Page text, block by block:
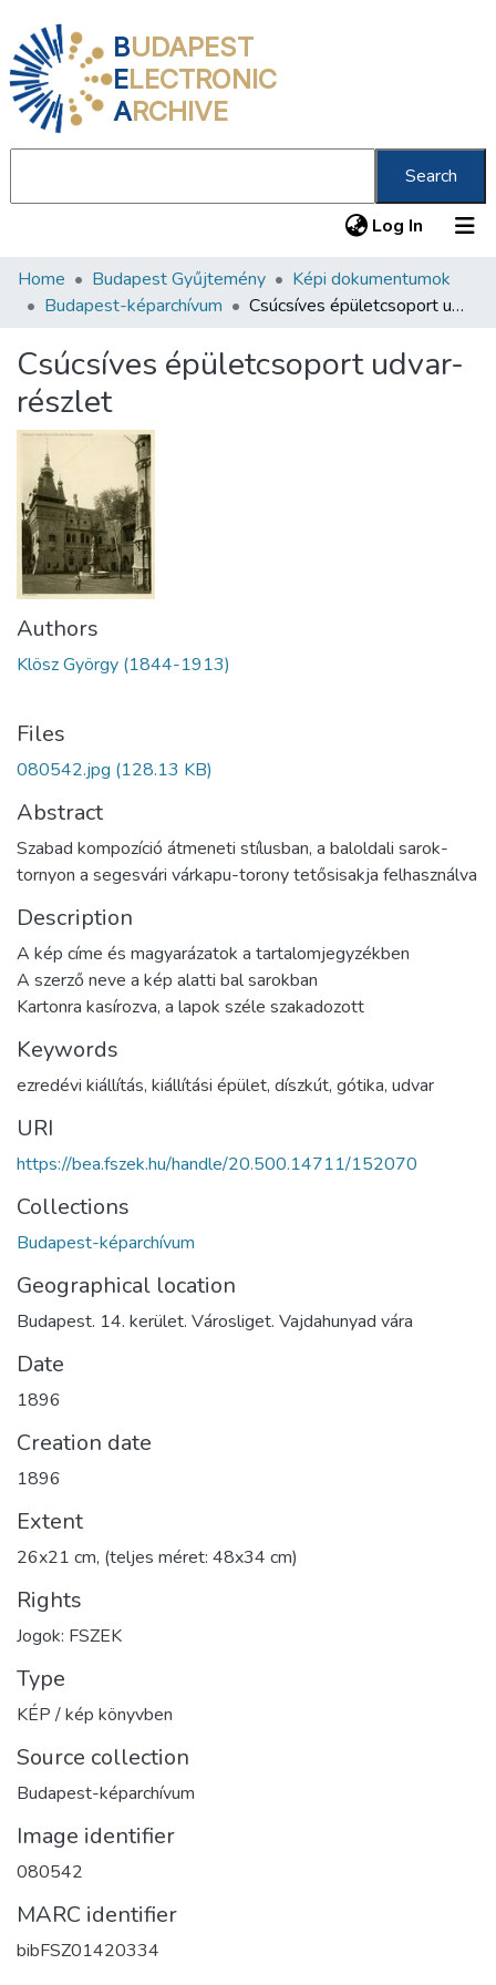
BUDAPEST
ELECTRONIC
ARCHIVE
Search
Log In (current)
Communities & Collections
Statistics
About us
Home Budapest Gyűjtemény
Képi dokumentumok
Budapest-képarchívum
Csúcsíves épületcsoport udvar-részlet
Csúcsíves épületcsoport udvar-
részlet
Authors
Klösz György (1844-1913)
Files
080542.jpg (128.13 KB)
Abstract
Szabad kompozíció átmeneti stílusban, a baloldali sarok-
tornyon a segesvári várkapu-torony tetősisakja felhasználva
Description
A kép címe és magyarázatok a tartalomjegyzékben
A szerző neve a kép alatti bal sarokban
Kartonra kasírozva, a lapok széle szakadozott
Keywords
ezredévi kiállítás, kiállítási épület, díszkút, gótika, udvar
URI
https://bea.fszek.hu/handle/20.500.14711/152070
Collections
Budapest-képarchívum
Geographical location
Budapest. 14. kerület. Városliget. Vajdahunyad vára
Date
1896
Creation date
1896
Extent
26x21 cm, (teljes méret: 48x34 cm)
Rights
Jogok: FSZEK
Type
KÉP / kép könyvben
Source collection
Budapest-képarchívum
Image identifier
080542
MARC identifier
bibFSZ01420334